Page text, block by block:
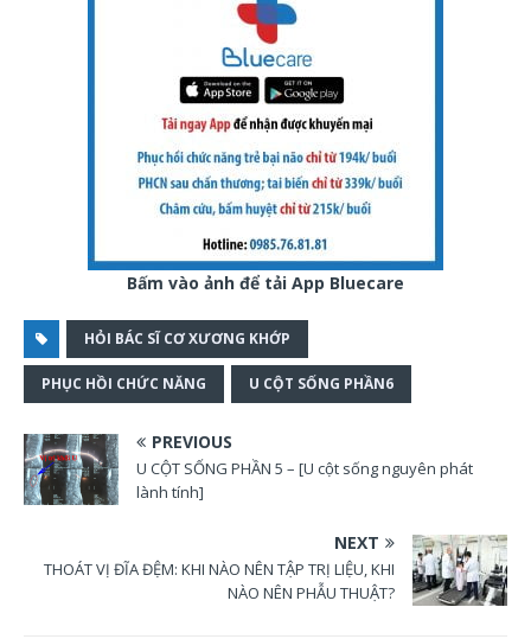
Bấm vào ảnh để tải App Bluecare
HỎI BÁC SĨ CƠ XƯƠNG KHỚP
PHỤC HỒI CHỨC NĂNG U CỘT SỐNG PHẦN6
PREVIOUS
U CỘT SỐNG PHẦN 5 – [U cột sống nguyên phát
lành tính]
NEXT
THOÁT VỊ ĐĨA ĐỆM: KHI NÀO NÊN TẬP TRỊ LIỆU, KHI
NÀO NÊN PHẪU THUẬT?